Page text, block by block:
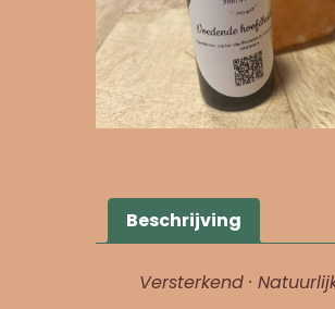
Beschrijving
Versterkend ·